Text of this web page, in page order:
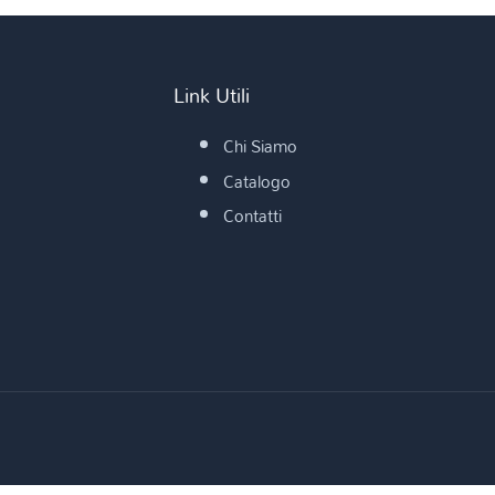
Link Utili
Chi Siamo
Catalogo
Contatti